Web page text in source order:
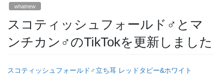
whatnew
スコティッシュフォールド♂とマ
ンチカン♂のTikTokを更新しました
スコティッシュフォールド♂立ち耳 レッドタビー&ホワイト